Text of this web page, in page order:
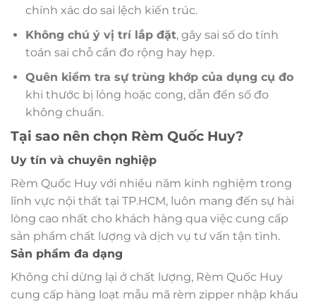
chính xác do sai lệch kiến trúc.
Không chú ý vị trí lắp đặt, gây sai số do tính
toán sai chỗ cần đo rộng hay hẹp.
Quên kiểm tra sự trùng khớp của dụng cụ đo
khi thước bị lỏng hoặc cong, dẫn đến số đo
không chuẩn.
Tại sao nên chọn Rèm Quốc Huy?
Uy tín và chuyên nghiệp
Rèm Quốc Huy với nhiều năm kinh nghiệm trong
lĩnh vực nội thất tại TP.HCM, luôn mang đến sự hài
lòng cao nhất cho khách hàng qua việc cung cấp
sản phẩm chất lượng và dịch vụ tư vấn tận tình.
Sản phẩm đa dạng
Không chỉ dừng lại ở chất lượng, Rèm Quốc Huy
cung cấp hàng loạt mẫu mã rèm zipper nhập khẩu